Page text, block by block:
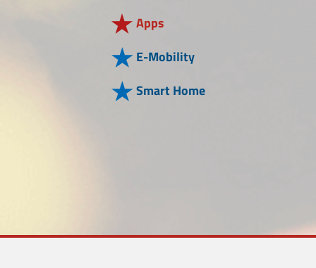
Apps
E-Mobility
Smart Home